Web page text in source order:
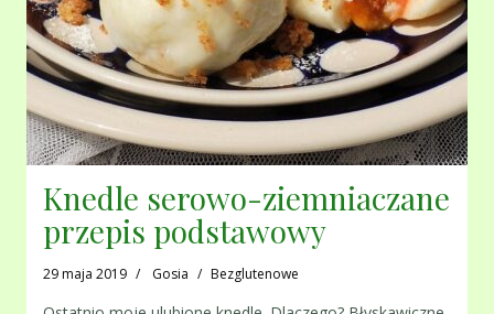
Knedle serowo-ziemniaczane
przepis podstawowy
29 maja 2019 Gosia Bezglutenowe